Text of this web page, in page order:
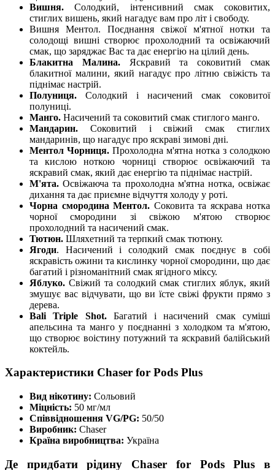
Вишня.Солодкий, інтенсивний смак соковитих,
стиглих вишень, який нагадує вам про літ і свободу.
Вишня Ментол. Поєднання свіжої м'ятної нотки та
солодощі вишні створює прохолодний та освіжаючий
смак, що заряджає Вас та дає енергію на цілий день.
Блакитна Малина.Яскравий та соковитий смак
блакитної малини, який нагадує про літню свіжість та
піднімає настрій.
Полуниця. Солодкий і насичений смак соковитої
полуниці.
Манго. Насичений та соковитий смак стиглого манго.
Мандарин. Соковитий і свіжий смак стиглих
мандаринів, що нагадує про яскраві зимові дні.
Ментол Чорниця. Прохолодна м'ятна нотка з солодкою
та кислою ноткою чорниці створює освіжаючий та
яскравий смак, який дає енергію та піднімає настрій.
М'ята.Освіжаюча та прохолодна м'ятна нотка, освіжає
дихання та дає приємне відчуття холоду у роті.
Чорна смородина Ментол. Соковита та яскрава нотка
чорної смородини зі свіжою м'ятою створює
прохолодний та насичений смак.
Тютюн. Шляхетний та терпкий смак тютюну.
Ягоди. Насичений і солодкий смак поєднує в собі
яскравість ожини та кислинку чорної смородини, що дає
багатий і різноманітний смак ягідного міксу.
Яблуко. Свіжий та солодкий смак стиглих яблук, який
змушує вас відчувати, що ви їсте свіжі фрукти прямо з
дерева.
Bali Triple Shot.Багатий і насичений смак суміші
апельсина та манго у поєднанні з холодком та м'ятою,
що створює воістину потужний та яскравий балійський
коктейль.
Характеристики Chaser for Pods Plus
Вид нікотину: Сольовий
Міцність: 50 мг/мл
Співвідношення VG/PG: 50/50
Виробник: Chaser
Країна виробництва: Україна
Де придбати рідину Chaser for Pods Plus в